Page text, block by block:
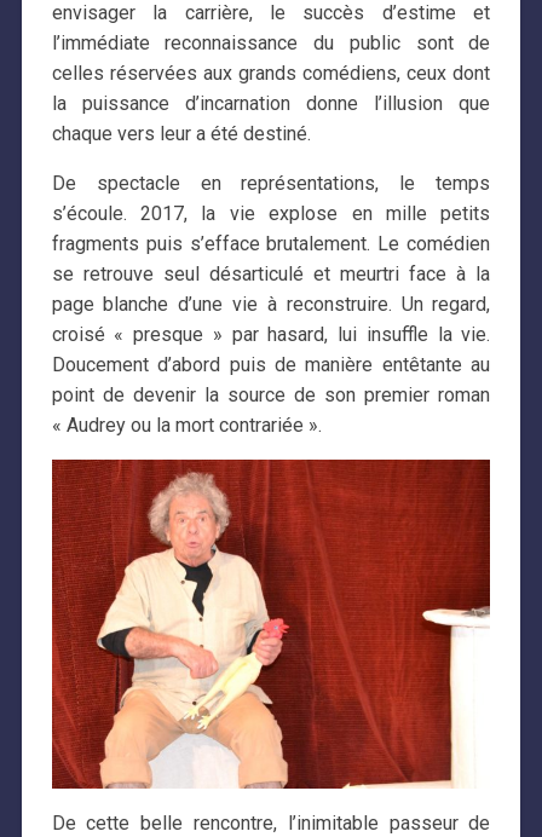
envisager la carrière, le succès d’estime et
l’immédiate reconnaissance du public sont de
celles réservées aux grands comédiens, ceux dont
la puissance d’incarnation donne l’illusion que
chaque vers leur a été destiné.
De spectacle en représentations, le temps
s’écoule. 2017, la vie explose en mille petits
fragments puis s’efface brutalement. Le comédien
se retrouve seul désarticulé et meurtri face à la
page blanche d’une vie à reconstruire. Un regard,
croisé « presque » par hasard, lui insuffle la vie.
Doucement d’abord puis de manière entêtante au
point de devenir la source de son premier roman
« Audrey ou la mort contrariée ».
De cette belle rencontre, l’inimitable passeur de